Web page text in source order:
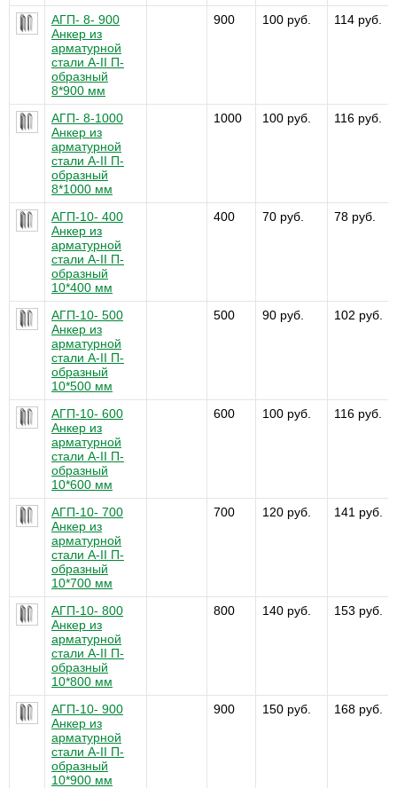
АГП- 8- 900
Анкер из
арматурной
стали А-II П-
образный
8*900 мм
900 100 руб. 114 руб.
АГП- 8-1000
Анкер из
арматурной
стали А-II П-
образный
8*1000 мм
1000 100 руб. 116 руб.
АГП-10- 400
Анкер из
арматурной
стали А-II П-
образный
10*400 мм
400 70 руб. 78 руб.
АГП-10- 500
Анкер из
арматурной
стали А-II П-
образный
10*500 мм
500 90 руб. 102 руб.
АГП-10- 600
Анкер из
арматурной
стали А-II П-
образный
10*600 мм
600 100 руб. 116 руб.
АГП-10- 700
Анкер из
арматурной
стали А-II П-
образный
10*700 мм
700 120 руб. 141 руб.
АГП-10- 800
Анкер из
арматурной
стали А-II П-
образный
10*800 мм
800 140 руб. 153 руб.
АГП-10- 900
Анкер из
арматурной
стали А-II П-
образный
10*900 мм
900 150 руб. 168 руб.